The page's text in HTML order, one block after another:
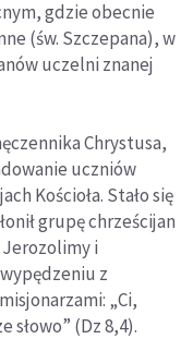
gdzie obecnie
(św. Szczepana), w
uczelni znanej
Chrystusa,
uczniów
Kościoła. Stało się
grupę chrześcijan
i
z
„Ci,
słowo” (Dz 8,4).